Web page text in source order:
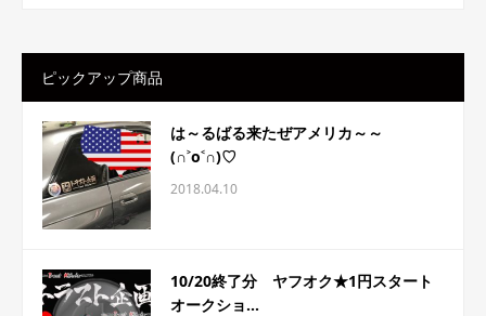
ピックアップ商品
は～るばる来たぜアメリカ～～
(∩˃o˂∩)♡
2018.04.10
10/20終了分 ヤフオク★1円スタート
オークショ...